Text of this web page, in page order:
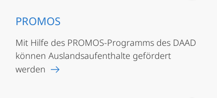
PROMOS
Mit Hilfe des PROMOS-Programms des DAAD
können Auslandsaufenthalte gefördert
werden